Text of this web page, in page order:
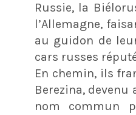
Russie, la
l’Allemagne,
au guidon de
cars russes
En chemin, ils
Berezina,
nom commun